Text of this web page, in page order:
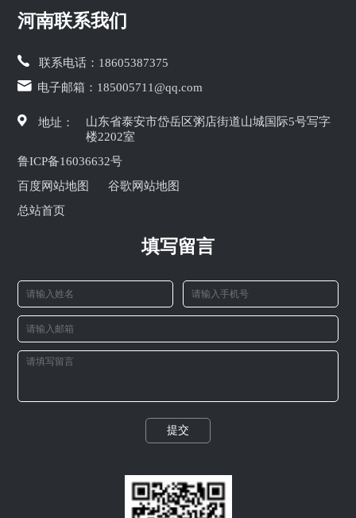
河南联系我们
联系电话： 18605387375
电子邮箱： 185005711@qq.com
地址：
山东省泰安市岱岳区粥店街道山城国际5号写字
楼2202室
鲁ICP备16036632号
百度网站地图
谷歌网站地图
总站首页
填写留言
提交